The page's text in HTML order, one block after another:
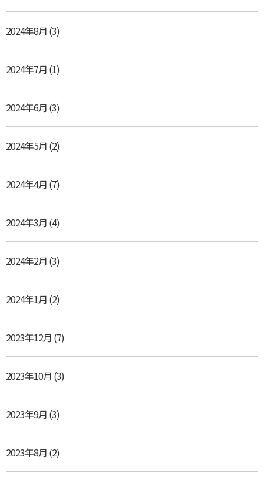
2024年8月 (3)
2024年7月 (1)
2024年6月 (3)
2024年5月 (2)
2024年4月 (7)
2024年3月 (4)
2024年2月 (3)
2024年1月 (2)
2023年12月 (7)
2023年10月 (3)
2023年9月 (3)
2023年8月 (2)